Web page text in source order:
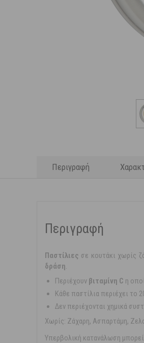
Περιγραφή
Περιγραφή
Παστίλιες σε κουτάκι χωρίς
δράση.
Περιέχουν βιταμίνη C η
Κάθε παστίλια περιέχει το
Δεν περιέχονται χημικά
Χωρίς: Ζάχαρη, Ασπαρτάμη,
Υπερβολική κατανάλωση